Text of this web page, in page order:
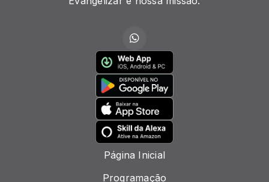
Página Inicial
Programação